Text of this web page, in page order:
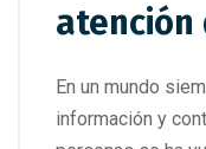
atención
En un mundo
información y